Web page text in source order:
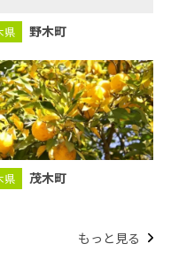
県 野木町
県 茂木町
もっと見る